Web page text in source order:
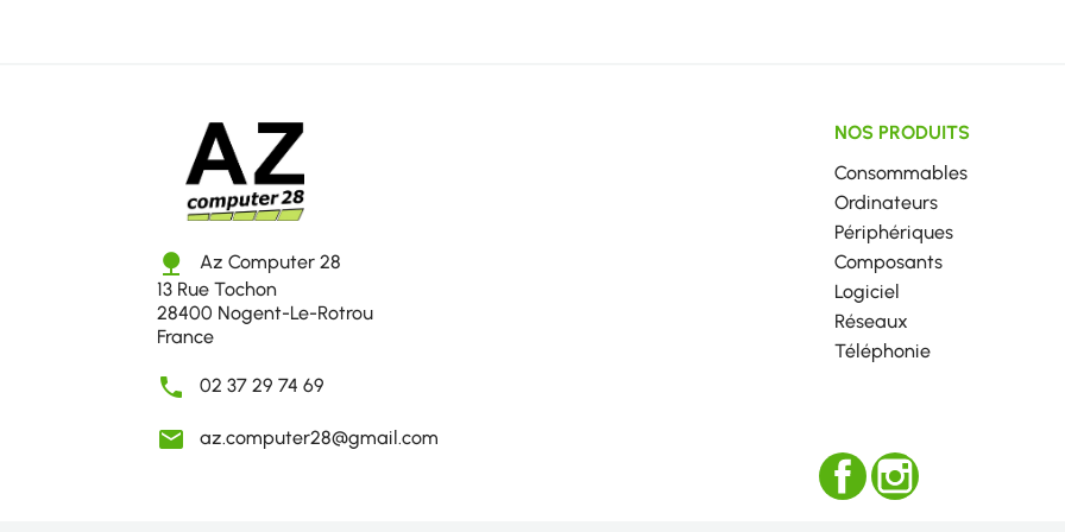
nature
Az Computer 28
13 Rue Tochon
28400 Nogent-Le-Rotrou
France
 02 37 29 74 69
 az.computer28@gmail.com
NOS PRODUITS
Consommables
Ordinateurs
Périphériques
Composants
Logiciel
Réseaux
Téléphonie
Facebook